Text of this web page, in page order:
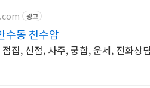
광고
수동 천수암
집, 신점, 사주, 궁합, 운세, 전화상